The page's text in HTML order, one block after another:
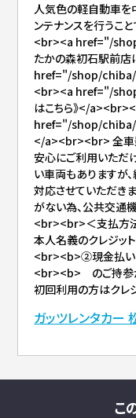
人気色の軽自動車を
ンテナンスを行うこ
<br><a href="/
たかの森初石駅前店
href="/shop/chiba/
<br><a href="/
はこちら》</
href="/shop/chiba/
</a><br><br> 全車
安心にご利用いただ
い車両もありますが
対応させていただき
がない為、公共交通
<br><br>＜支払方
本人名義のクレジッ
<br><b>②現金払い
<br><b> のご持参
初回利用の方はクレ
ガッツレンタカー
こ